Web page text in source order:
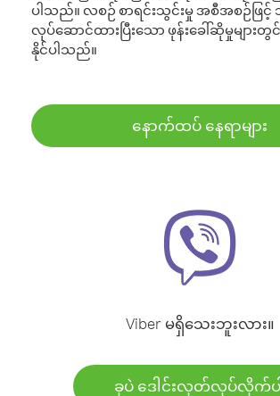
ပါသည်။ လစဉ် စာရင်းသွင်းမှု အစီအစဉ်ဖြ
လုပ်ဆောင်ထားပြီးသော ဖုန်းခေါ်ဆိုမှုများ
နိုင်ပါသည်။
နောက်ထပ် နေရာများ
Viber မရှိသေးဘူးလား။
ခုပဲ ဒေါင်းလုတ်လုပ်လိုက်ပါ